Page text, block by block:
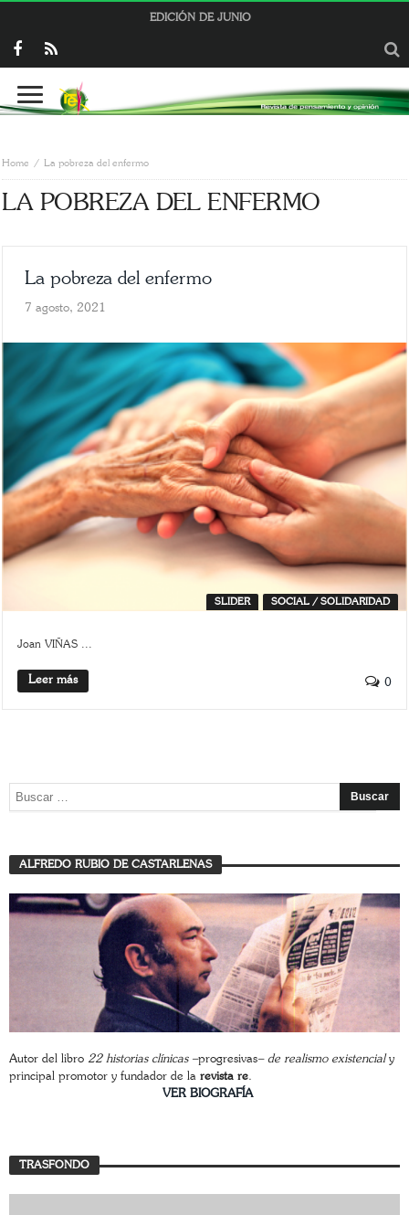
EDICIÓN DE JUNIO
Home La pobreza del enfermo
LA POBREZA DEL ENFERMO
La pobreza del enfermo
7 agosto, 2021
SLIDER SOCIAL / SOLIDARIDAD
Joan VIÑAS ...
Leer más 0
ALFREDO RUBIO DE CASTARLENAS
Autor del libro 22 historias clínicas –progresivas– de realismo existencialy
principal promotor y fundador de la revista re.
VER BIOGRAFÍA
TRASFONDO